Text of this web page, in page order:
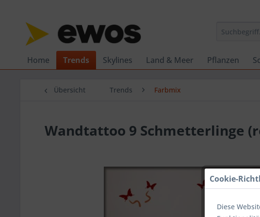
Home Trends Skylines Land & Meer Pflanzen
Übersicht Trends Farbmix
Wandtattoo 9 Schmetterlinge
Cookie-
Diese